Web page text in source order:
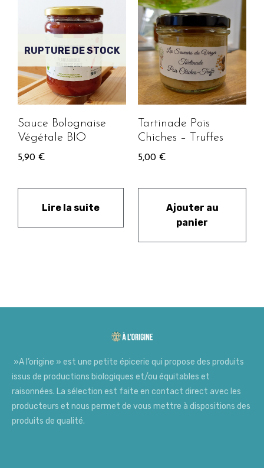
RUPTURE DE STOCK
Sauce Bolognaise
Végétale BIO
5,90 €
Lire la suite
Tartinade Pois
Chiches – Truffes
5,00 €
Ajouter au
panier
»A l’origine » est une petite épicerie qui propose des produits
issus de productions biologiques et/ou équitables et
raisonnées. La sélection est faite en contact direct avec les
producteurs et nous permet de vous mettre à dispositions des
produits de qualité.